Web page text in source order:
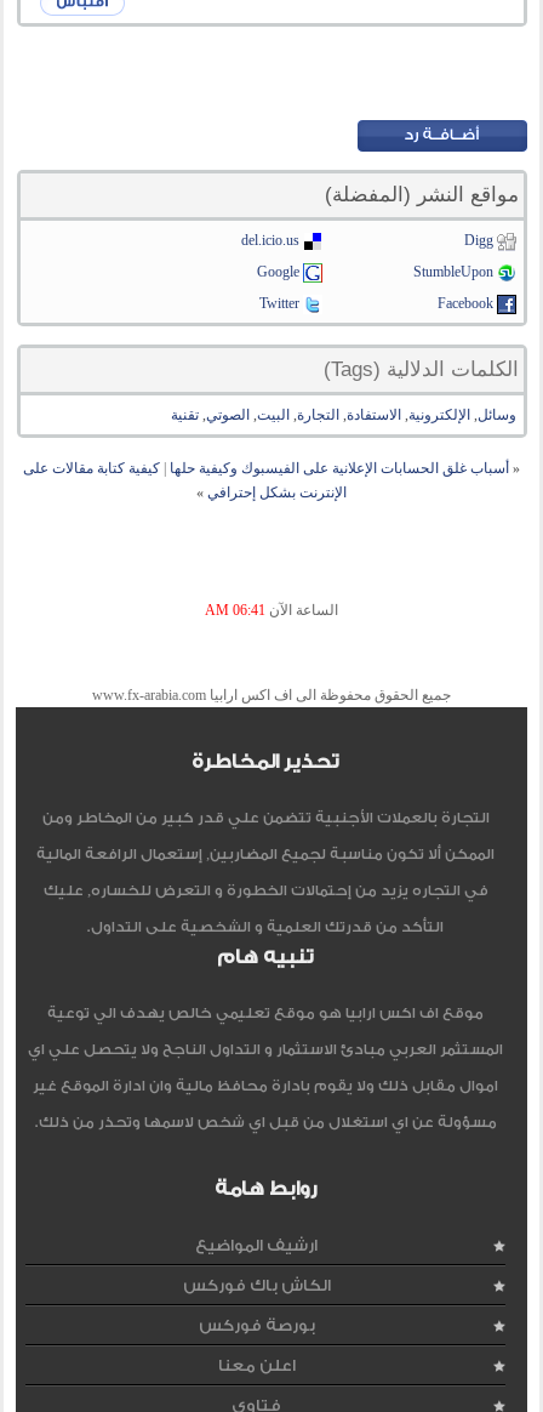
مواقع النشر (المفضلة)
Digg
del.icio.us
StumbleUpon
Google
Facebook
Twitter
الكلمات الدلالية (Tags)
وسائل, الإلكترونية, الاستفادة, التجارة, البيت, الصوتي,تقنية
« أسباب غلق الحسابات الإعلانية على الفيسبوك وكيفية حلها
كيفية كتابة مقالات على
الإنترنت بشكل إحترافي »
الساعة الآن 06:41 AM
جميع الحقوق محفوظة الى اف اكس ارابيا www.fx-arabia.com
تحذير المخاطرة
التجارة بالعملات الأجنبية تتضمن علي قدر كبير من المخاطر ومن
الممكن ألا تكون مناسبة لجميع المضاربين, إستعمال الرافعة المالية
في التجاره يزيد من إحتمالات الخطورة و التعرض للخساره, عليك
التأكد من قدرتك العلمية و الشخصية على التداول.
تنبيه هام
موقع اف اكس ارابيا هو موقع تعليمي خالص يهدف الي توعية
المستثمر العربي مبادئ الاستثمار و التداول الناجح ولا يتحصل علي اي
اموال مقابل ذلك ولا يقوم بادارة محافظ مالية وان ادارة الموقع غير
مسؤولة عن اي استغلال من قبل اي شخص لاسمها وتحذر من ذلك.
روابط هامة
ارشيف المواضيع
الكاش باك فوركس
بورصة فوركس
اعلن معنا
فتاوى